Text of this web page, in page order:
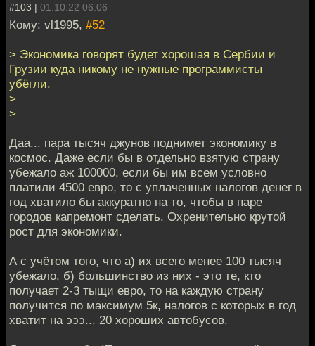
#103 | 01.10.22 06:06
Кому: vl1995, #52
> Экономика говорят будет хорошая в Сербии и
Грузии куда никому не нужные программисты
убёгли.
>
>
Даа... пара тысяч джунов поднимет экономику в
космос. Даже если бы в отдельно взятую страну
убежало аж 100000, если бы им всем условно
платили 4500 евро, то с уплаченных налогов денег в
год хватило бы аккуратно на то, чтобы в паре
городов капремонт сделать. Охренительно крутой
рост для экономики.
А с учётом того, что а) их всего менее 100 тысяч
убежало, б) большинство из них - это те, кто
получает 2-3 тыщи евро, то на каждую страну
получится по максимум 5к, налогов с которых в год
хватит на эээ... 20 хороших автобусов.